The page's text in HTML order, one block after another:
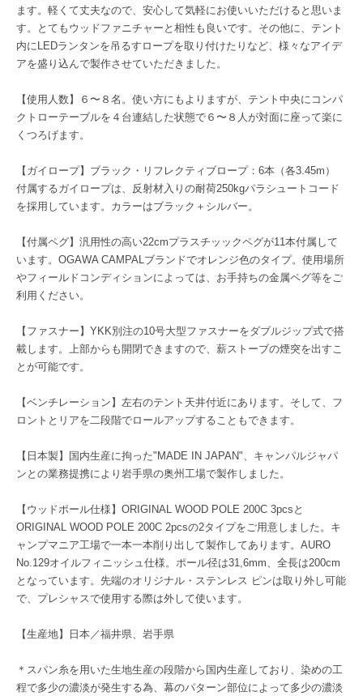
ます。軽くて丈夫なので、安心して気軽にお使いいただけると思いま
す。とてもウッドファニチャーと相性も良いです。その他に、テント
内にLEDランタンを吊るすロープを取り付けたりなど、様々なアイデ
アを盛り込んで製作させていただきました。
【使用人数】６〜８名。使い方にもよりますが、テント中央にコンパ
クトローテーブルを４台連結した状態で６〜８人が対面に座って楽に
くつろげます。
【ガイロープ】ブラック・リフレクティブロープ：6本（各3.45m）
付属するガイロープは、反射材入りの耐荷250kgパラシュートコード
を採用しています。カラーはブラック＋シルバー。
【付属ペグ】汎用性の高い22cmプラスチッックペグが11本付属して
います。OGAWA CAMPALブランドでオレンジ色のタイプ。使用場所
やフィールドコンディションによっては、お手持ちの金属ペグ等をご
利用ください。
【ファスナー】YKK別注の10号大型ファスナーをダブルジップ式で搭
載します。上部からも開閉できますので、薪ストーブの煙突を出すこ
とが可能です。
【ベンチレーション】左右のテント天井付近にあります。そして、フ
ロントとリアを二段階でロールアップすることもできます。
【日本製】国内生産に拘った"MADE IN JAPAN"、キャンパルジャパ
ンとの業務提携により岩手県の奥州工場で製作しました。
【ウッドポール仕様】ORIGINAL WOOD POLE 200C 3pcsと
ORIGINAL WOOD POLE 200C 2pcsの2タイプをご用意しました。キ
ャンプマニア工場で一本一本削り出して製作してあります。AURO
No.129オイルフィニッシュ仕様。ポール径は31,6mm、全長は200cm
となっています。先端のオリジナル・ステンレス ピンは取り外し可能
で、プレシャスで使用する際は外して使います。
【生産地】日本／福井県、岩手県
＊スパン糸を用いた生地生産の段階から国内生産しており、染めの工
程で多少の濃淡が発生する為、幕のパターン部位によって多少の濃淡